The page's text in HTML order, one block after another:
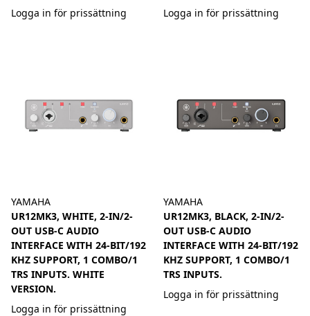
Logga in för prissättning
Logga in för prissättning
YAMAHA
UR12MK3, WHITE, 2-IN/2-
OUT USB-C AUDIO
INTERFACE WITH 24-BIT/192
KHZ SUPPORT, 1 COMBO/1
TRS INPUTS. WHITE
VERSION.
Logga in för prissättning
YAMAHA
UR12MK3, BLACK, 2-IN/2-
OUT USB-C AUDIO
INTERFACE WITH 24-BIT/192
KHZ SUPPORT, 1 COMBO/1
TRS INPUTS.
Logga in för prissättning